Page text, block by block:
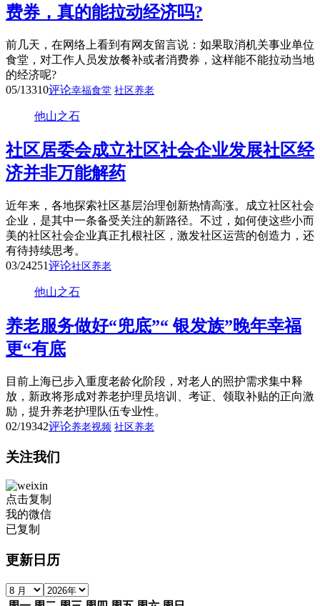
费券，真的能拉动经济吗?
前几天，在网络上看到有网友留言说：如果取消机关事业单位
食堂，对工作人员发放餐补或者消费券，这样能不能拉动当地
的经济呢?
05/13310评论幸福食堂 社区养老
他山之石
社区居委会成立社区社会企业发展社区经
济并非万能解药
近年来，各地探索社区基层治理创新热情高涨。成立社区社会
企业，是其中一条备受关注的新路径。不过，如何使这些小而
美的社区社会企业真正扎根社区，激发社区运营的创造力，还
有待持续思考。
03/24251评论社区养老
他山之石
养老服务做好“兜底”“ 银发族”晚年幸福
更“有底
目前上海已步入重度老龄化阶段，对老人的照护需求集中释
放，新政将形成对养老护理员培训、考证、领取补贴的正向激
励，提升养老护理队伍专业性。
02/19342评论养老视频 社区养老
关注我们
点击复制
我的微信
已复制
更新日历